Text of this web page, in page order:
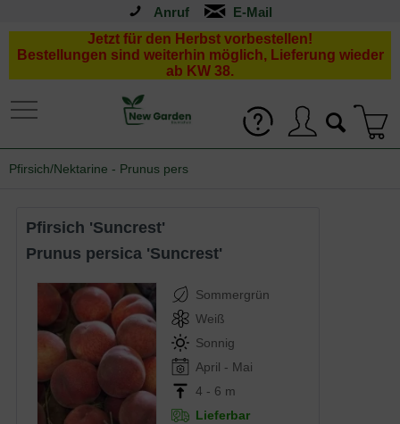
Anruf
Jetzt für den Herbst vorbestellen!
Bestellungen sind weiterhin möglich, Lieferung wieder
ab KW 38.
Pfirsich/Nektarine - Prunus pers
Pfirsich 'Suncrest'
Prunus persica 'Suncrest'
Sommergrün
Weiß
Sonnig
April - Mai
4 - 6 m
Lieferbar